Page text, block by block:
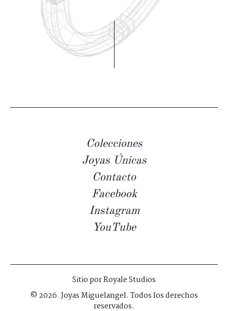
Colecciones
Joyas Únicas
Contacto
Facebook
Instagram
YouTube
Sitio porRoyale Studios
© 2026. Joyas Miguelangel. Todos los derechos
reservados.